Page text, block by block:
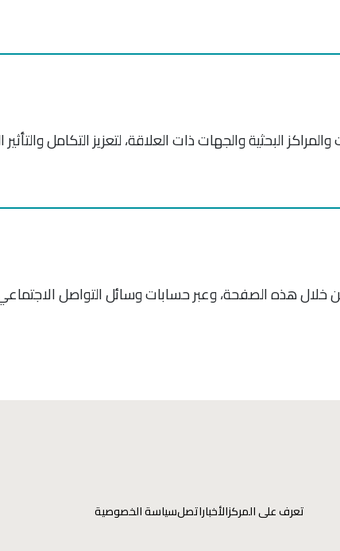
البحثية والجهات ذات العلاقة، لتعزيز التكامل
هذه الصفحة، وعبر حسابات وسائل التواصل الاجتماعي
تعرف على المركزالأخباراتصلسياسة الخصوصية